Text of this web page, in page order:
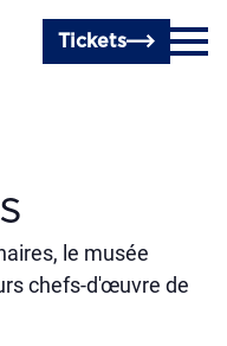
Tickets
le musée
chefs-d'œuvre de